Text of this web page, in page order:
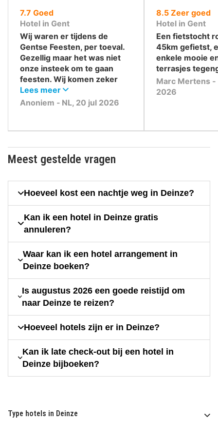
7.7 uit
10
,
Goed
Hotel in Gent
Wij waren er tijdens de
Gentse Feesten, per toeval.
Gezellig maar het was niet
onze insteek om te gaan
feesten. Wij komen zeker
nog een keer terug om de
echte schoonheid van de
heel bijzonder.
Lees meer
Anoniem ‐ NL, 20 jul 2026
8.5uit
10
,
Zeer goed
Hotel in Gent
Een fietstocht
45km gefietst,
enkele mooie
terrasjes
Marc Mertens ‐
2026
Meest gestelde vragen
Hoeveel kost een nachtje weg in Deinze?
Kan ik een hotel in Deinze gratis
annuleren?
Waar kan ik een hotel arrangement in
Deinze boeken?
Is augustus 2026 een goede reistijd om
naar Deinze te reizen?
Hoeveel hotels zijn er in Deinze?
Kan ik late check-out bij een hotel in
Deinze bijboeken?
Type hotels in Deinze